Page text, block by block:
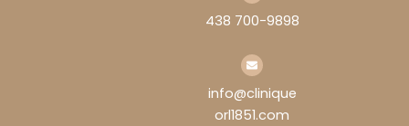
438 700-9898
info@clinique
orl1851.com